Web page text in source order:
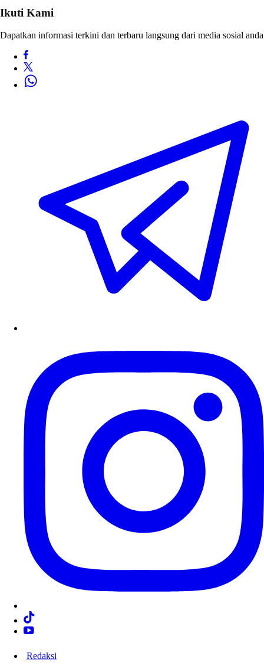
Ikuti Kami
Dapatkan informasi terkini dan terbaru langsung dari media sosial anda
Redaksi